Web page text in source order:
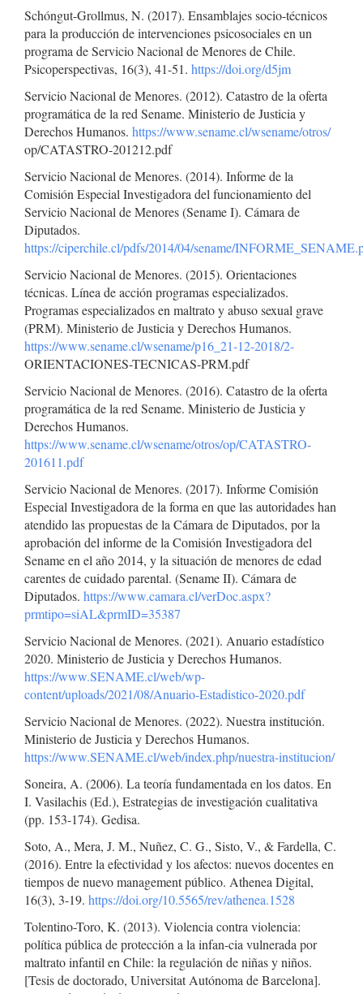
Schóngut-Grollmus, N. (2017). Ensamblajes socio-técnicos
para la producción de intervenciones psicosociales en un
programa de Servicio Nacional de Menores de Chile.
Psicoperspectivas, 16(3), 41-51. https://doi.org/d5jm
Servicio Nacional de Menores. (2012). Catastro de la oferta
programática de la red Sename. Ministerio de Justicia y
Derechos Humanos. https://www.sename.cl/wsename/otros/
op/CATASTRO-201212.pdf
Servicio Nacional de Menores. (2014). Informe de la
Comisión Especial Investigadora del funcionamiento del
Servicio Nacional de Menores (Sename I). Cámara de
Diputados.
https://ciperchile.cl/pdfs/2014/04/sename/
Servicio Nacional de Menores. (2015). Orientaciones
técnicas. Línea de acción programas especializados.
Programas especializados en maltrato y abuso sexual grave
(PRM). Ministerio de Justicia y Derechos Humanos.
https://www.sename.cl/wsename/p16_21-12-2018/2-
ORIENTACIONES-TECNICAS-PRM.pdf
Servicio Nacional de Menores. (2016). Catastro de la oferta
programática de la red Sename. Ministerio de Justicia y
Derechos Humanos.
https://www.sename.cl/wsename/otros/op/CATASTRO-
201611.pdf
Servicio Nacional de Menores. (2017). Informe Comisión
Especial Investigadora de la forma en que las autoridades han
atendido las propuestas de la Cámara de Diputados, por la
aprobación del informe de la Comisión Investigadora del
Sename en el año 2014, y la situación de menores de edad
carentes de cuidado parental. (Sename II). Cámara de
Diputados. https://www.camara.cl/verDoc.aspx?
prmtipo=siAL&prmID=35387
Servicio Nacional de Menores. (2021). Anuario estadístico
2020. Ministerio de Justicia y Derechos Humanos.
https://www.SENAME.cl/web/wp-
content/uploads/2021/08/Anuario-Estadistico-2020.pdf
Servicio Nacional de Menores. (2022). Nuestra institución.
Ministerio de Justicia y Derechos Humanos.
https://www.SENAME.cl/web/index.php/nuestra-institucion/
Soneira, A. (2006). La teoría fundamentada en los datos. En
I. Vasilachis (Ed.), Estrategias de investigación cualitativa
(pp. 153-174). Gedisa.
Soto, A., Mera, J. M., Nuñez, C. G., Sisto, V., & Fardella, C.
(2016). Entre la efectividad y los afectos: nuevos docentes en
tiempos de nuevo management público. Athenea Digital,
16(3), 3-19. https://doi.org/10.5565/rev/athenea.1528
Tolentino-Toro, K. (2013). Violencia contra violencia:
política pública de protección a la infan-cia vulnerada por
maltrato infantil en Chile: la regulación de niñas y niños.
[Tesis de doctorado, Universitat Autónoma de Barcelona].